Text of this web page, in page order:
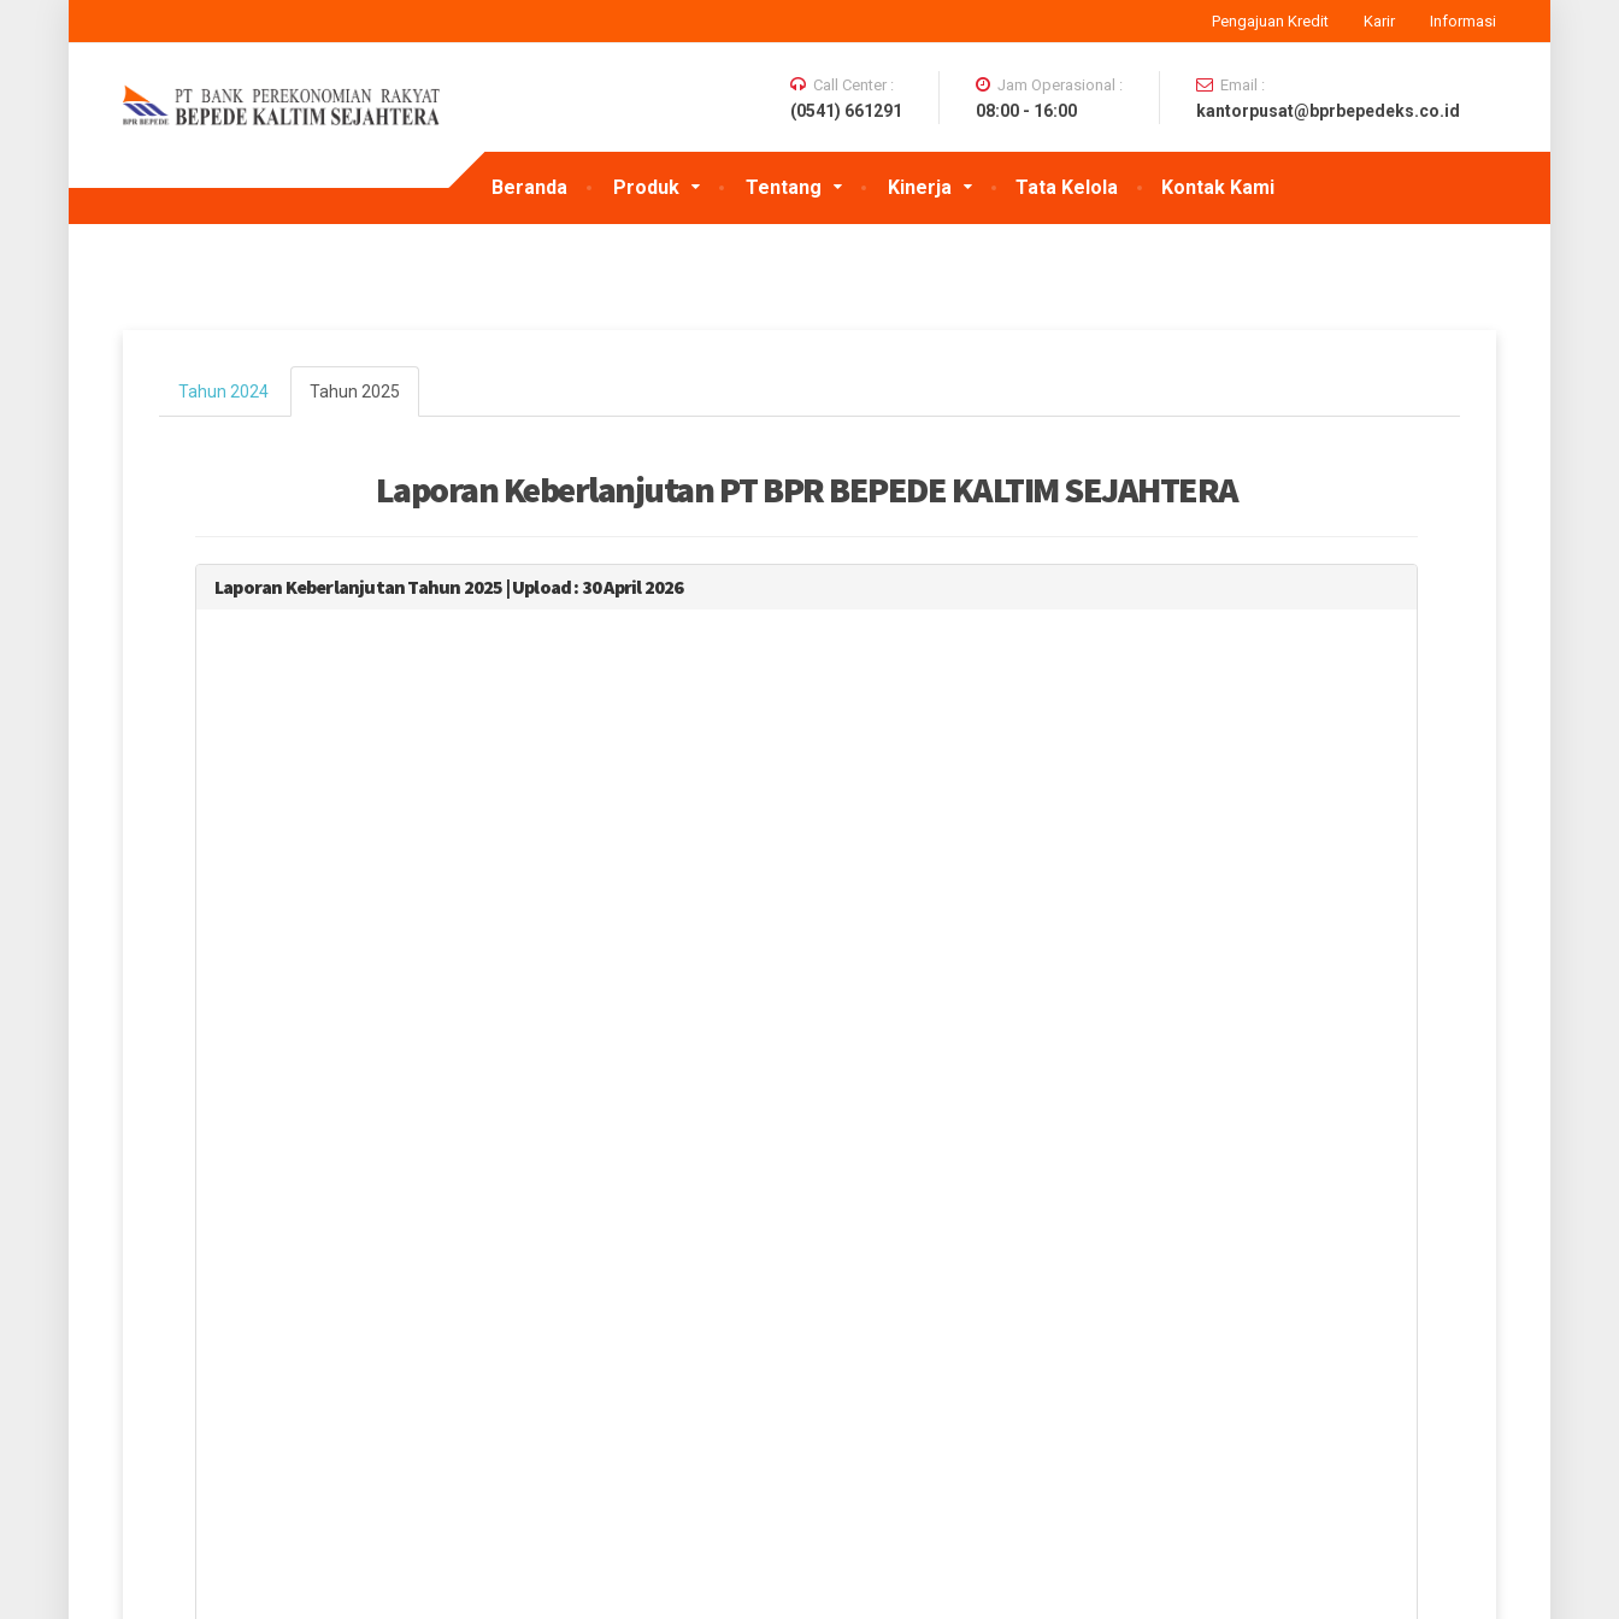
Pengajuan Kredit Karir Informasi
Beranda Produk Tentang Kinerja Tata Kelola Kontak Kami
Call Center :
(0541) 661291
Jam Operasional :
08:00 - 16:00
Email :
kantorpusat@bprbepedeks.co.id
Tahun 2024 Tahun 2025
Laporan Keberlanjutan PT BPR BEPEDE KALTIM SEJAHTERA
Laporan Keberlanjutan Tahun 2025 | Upload : 30 April 2026